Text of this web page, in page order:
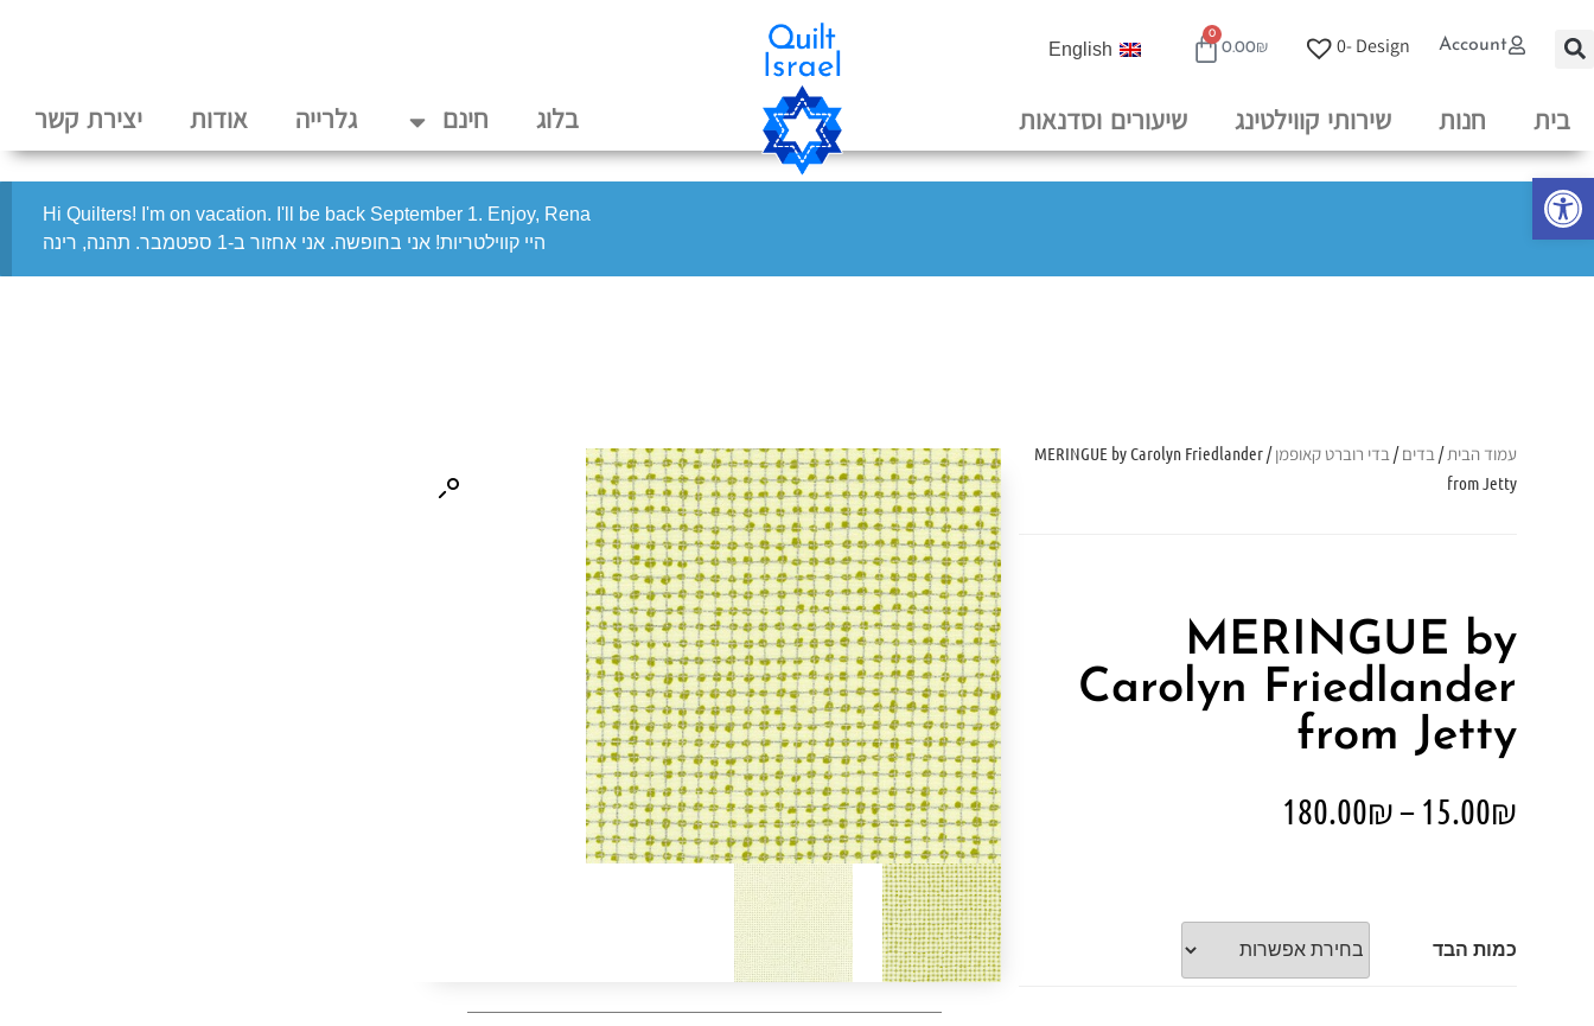
פתח סרגל נגישות
Account
Design -
0
0.00₪
0
English
בית חנות שירותי קווילטינג שיעורים וסדנאות בלוג חינם גלרייה אודות יצירת קשר
Hi Quilters! I'm on vacation. I'll be back September 1. Enjoy, Rena
היי קווילטריות! אני בחופשה. אני אחזור ב-1 ספטמבר. תהנה, רינה
עמוד הבית/ בדים/ בדי רוברט קאופמן
/ MERINGUE by Carolyn Friedlander
from Jetty
MERINGUE by
Carolyn Friedlander
from Jetty
15.00₪
–
180.00₪
כמות הבד